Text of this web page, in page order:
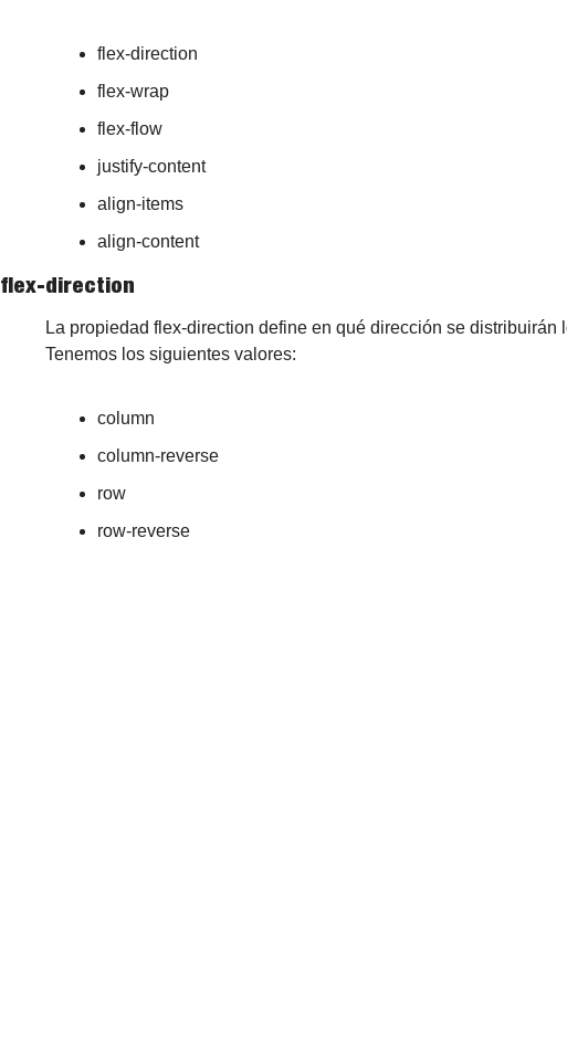
flex-direction
flex-wrap
flex-flow
justify-content
align-items
align-content
flex-direction
La propiedad flex-direction define en qué dirección se distribuirán
Tenemos los siguientes valores:
column
column-reverse
row
row-reverse